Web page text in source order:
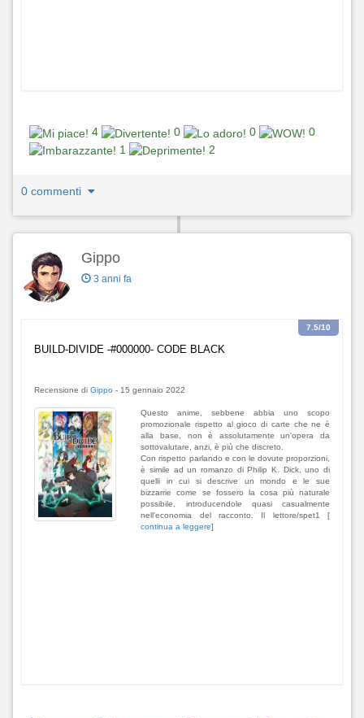
4 0 0
0
1
2
0 commenti
Gippo
3 anni fa
BUILD-DIVIDE -#000000- CODE BLACK
7.5/10
Recensione di Gippo - 15 gennaio 2022
Questo anime, sebbene abbia uno scopo
promozionale rispetto al gioco di carte che ne è
alla base, non è assolutamente un'opera da
sottovalutare, anzi, è più che discreto.
Con rispetto parlando e con le dovute proporzioni,
è simile ad un romanzo di Philip K. Dick, uno di
quelli in cui si descrive un mondo e le sue
bizzarrie come se fossero la cosa più naturale
possibile, introducendole quasi casualmente
nell'economia del racconto. Il lettore/spet1 [
continua a leggere]